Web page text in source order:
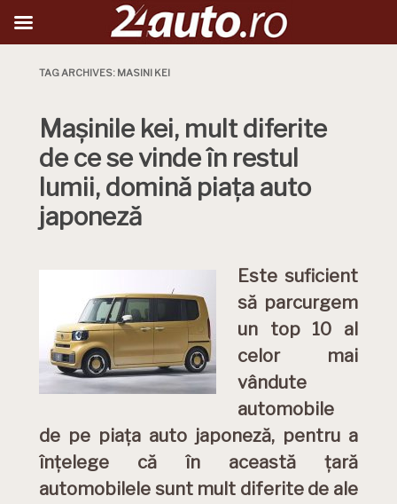
TAG ARCHIVES: MASINI KEI
Mașinile kei, mult diferite
de ce se vinde în restul
lumii, domină piața auto
japoneză
Este suficient
să parcurgem
un top 10 al
celor mai
vândute
automobile
de pe piața auto japoneză, pentru a
înțelege că în această țară
automobilele sunt mult diferite de ale